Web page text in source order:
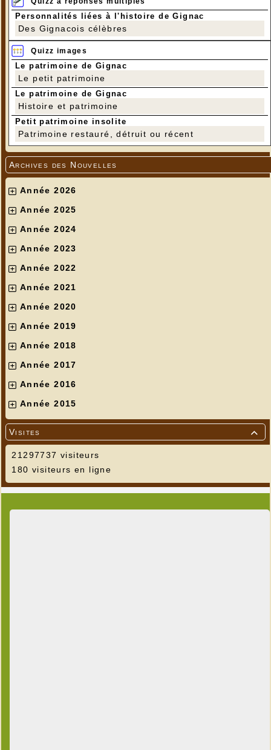
Personnalités liées à l'histoire de Gignac
Des Gignacois célèbres
Quizz images
Le patrimoine de Gignac
Le petit patrimoine
Le patrimoine de Gignac
Histoire et patrimoine
Petit patrimoine insolite
Patrimoine restauré, détruit ou récent
Archives des Nouvelles
Année 2026
Année 2025
Année 2024
Année 2023
Année 2022
Année 2021
Année 2020
Année 2019
Année 2018
Année 2017
Année 2016
Année 2015

Visites
21297737 visiteurs
180 visiteurs en ligne